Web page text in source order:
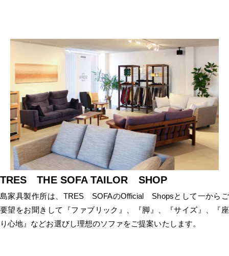
TRES THE SOFA TAILOR SHOP
島家具製作所は、TRES SOFAのOfficial Shopsとして一からご
要望をお聞きして『ファブリック』、『脚』、『サイズ』、『座
り心地』などお選びし理想のソファをご提案いたします。